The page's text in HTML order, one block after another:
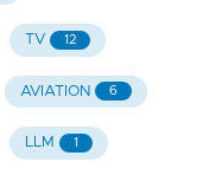
TV 12
AVIATION 6
LLM 1